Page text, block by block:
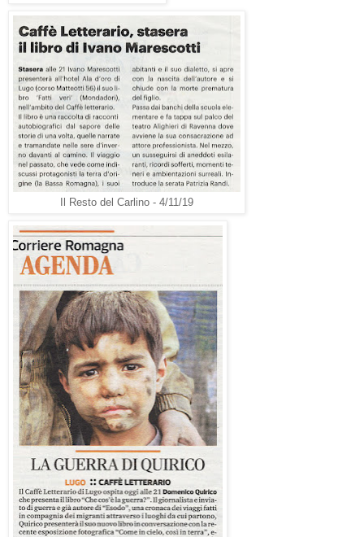
Il Resto del Carlino - 4/11/19